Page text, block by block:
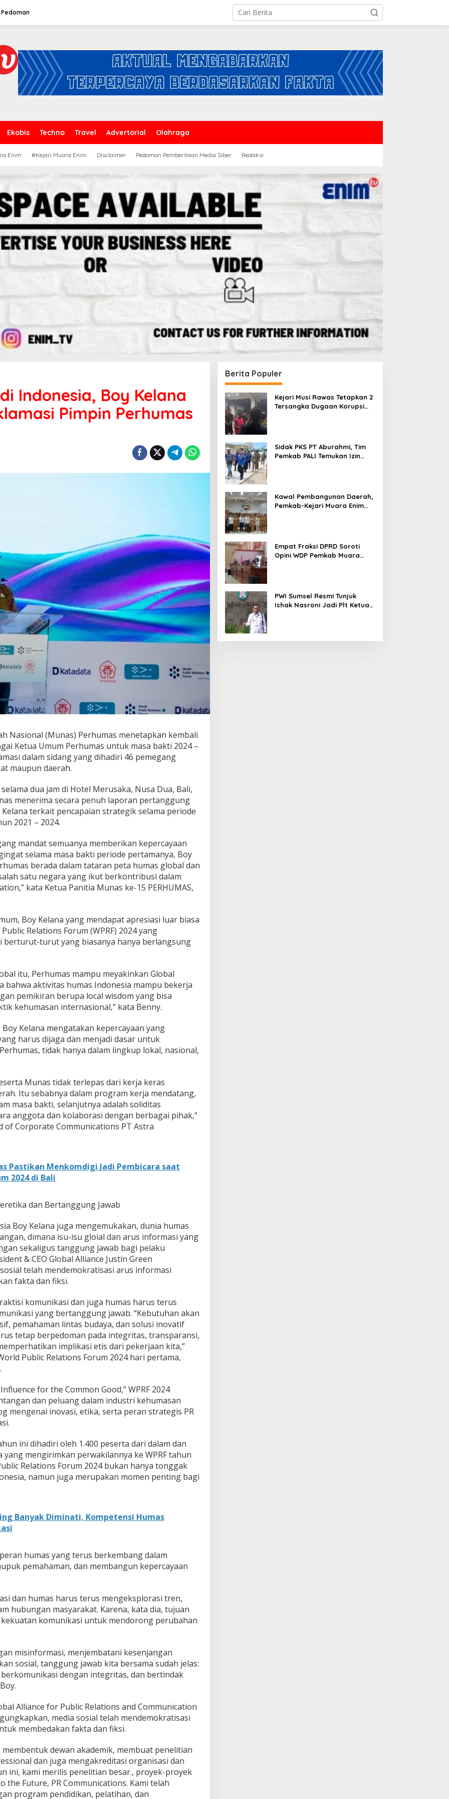
Pedoman
Ekobis Techno Travel Advertorial Olahraga
Enim #Kejari Muara Enim Disclaimer Pedoman Pemberitaan Media Siber Redaksi
Indonesia, Boy Kelana
Pimpin Perhumas
Nasional (Munas) Perhumas menetapkan kembali
Ketua Umum Perhumas untuk masa bakti 2024 –
dalam sidang yang dihadiri 46 pemegang
maupun daerah.
dua jam di Hotel Merusaka, Nusa Dua, Bali,
menerima secara penuh laporan pertanggung
terkait pencapaian strategik selama periode
2021 – 2024.
mandat semuanya memberikan kepercayaan
selama masa bakti periode pertamanya, Boy
berada dalam tataran peta humas global dan
satu negara yang ikut berkontribusi dalam
kata Ketua Panitia Munas ke-15 PERHUMAS,
Boy Kelana yang mendapat apresiasi luar biasa
Relations Forum (WPRF) 2024 yang
berturut-turut yang biasanya hanya berlangsung
itu, Perhumas mampu meyakinkan Global
bahwa aktivitas humas Indonesia mampu bekerja
pemikiran berupa local wisdom yang bisa
kehumasan internasional,” kata Benny.
Kelana mengatakan kepercayaan yang
harus dijaga dan menjadi dasar untuk
tidak hanya dalam lingkup lokal, nasional,
Munas tidak terlepas dari kerja keras
Itu sebabnya dalam program kerja mendatang,
masa bakti, selanjutnya adalah soliditas
anggota dan kolaborasi dengan berbagai pihak,”
of Corporate Communications PT Astra
Pastikan Menkomdigi Jadi Pembicara saat
2024 di Bali
dan Bertanggung Jawab
Boy Kelana juga mengemukakan, dunia humas
dimana isu-isu gloial dan arus informasi yang
sekaligus tanggung jawab bagi pelaku
& CEO Global Alliance Justin Green
telah mendemokratisasi arus informasi
fakta dan fiksi.
komunikasi dan juga humas harus terus
yang bertanggung jawab. “Kebutuhan akan
pemahaman lintas budaya, dan solusi inovatif
tetap berpedoman pada integritas, transparansi,
implikasi etis dari pekerjaan kita,”
Public Relations Forum 2024 hari pertama,
for the Common Good,” WPRF 2024
dan peluang dalam industri kehumasan
mengenai inovasi, etika, serta peran strategis PR
ini dihadiri oleh 1.400 peserta dari dalam dan
mengirimkan perwakilannya ke WPRF tahun
Relations Forum 2024 bukan hanya tonggak
namun juga merupakan momen penting bagi
Banyak Diminati, Kompetensi Humas
humas yang terus berkembang dalam
pemahaman, dan membangun kepercayaan
dan humas harus terus mengeksplorasi tren,
hubungan masyarakat. Karena, kata dia, tujuan
komunikasi untuk mendorong perubahan
misinformasi, menjembatani kesenjangan
sosial, tanggung jawab kita bersama sudah jelas:
dengan integritas, dan bertindak
Alliance for Public Relations and Communication
media sosial telah mendemokratisasi
membedakan fakta dan fiksi.
dewan akademik, membuat penelitian
dan juga mengakreditasi organisasi dan
ini, kami merilis penelitian besar., proyek-proyek
the Future, PR Communications. Kami telah
program pendidikan, pelatihan, dan
Berita Populer
Kejari Musi Rawas Tetapkan 2
Tersangka Dugaan Korupsi
Sidak PKS PT Aburahmi, Tim
Pemkab PALI Temukan Izin
Kawal Pembangunan Daerah,
Pemkab-Kejari Muara Enim
Empat Fraksi DPRD Soroti
Opini WDP Pemkab Muara
PWI Sumsel Resmi Tunjuk
Ishak Nasroni Jadi Plt Ketua